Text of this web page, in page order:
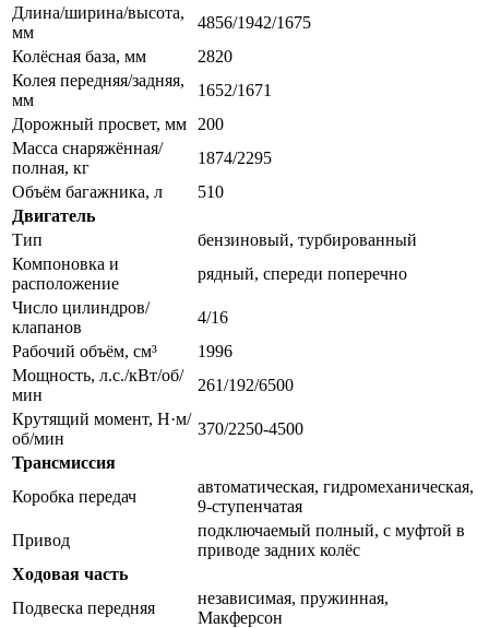
Длина/ширина/высота,
мм
4856/1942/1675
Колёсная база, мм
2820
Колея передняя/задняя,
мм
1652/1671
Дорожный просвет, мм
200
Масса снаряжённая/
полная, кг
1874/2295
Объём багажника, л
510
Двигатель
Тип
бензиновый, турбированный
Компоновка и
расположение
рядный, спереди поперечно
Число цилиндров/
клапанов
4/16
Рабочий объём, см³
1996
Мощность, л.с./кВт/об/
мин
261/192/6500
Крутящий момент, Н·м/
об/мин
370/2250-4500
Трансмиссия
Коробка передач
автоматическая, гидромеханическая,
9-ступенчатая
Привод
подключаемый полный, с муфтой в
приводе задних колёс
Ходовая часть
Подвеска передняя
независимая, пружинная,
Макферсон